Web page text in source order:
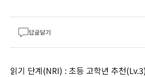
답글달기
읽기 단계(NRI) : 초등 고학년 추천